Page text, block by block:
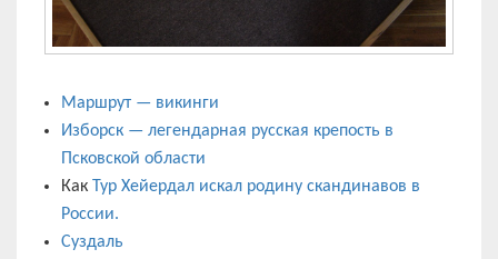
Маршрут — викинги
Изборск — легендарная русская крепость в
Псковской области
Как
Тур Хейердал искал родину скандинавов в
России.
Суздаль